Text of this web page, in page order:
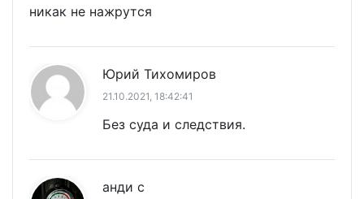
никак не нажрутся
Юрий Тихомиров
21.10.2021, 18:42:41
Без суда и следствия.
анди с